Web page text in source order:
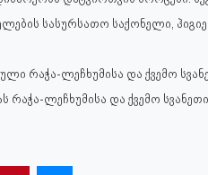
სასურსათო საქონელი,
რაჭა-ლეჩხუმისა და ქვემო
რაჭა-ლეჩხუმისა და ქვემო